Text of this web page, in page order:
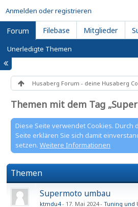
Anmelden oder registrieren
Forum Filebase Mitglieder
Unerledigte Themen
Husaberg Forum - deine Husaberg
Themen mit dem Tag
Diese Seite verwendet Cookies. Durch
Seite erklären Sie sich damit
setzen. Weitere Informationen
Themen
Supermoto umbau
ktmdu4 17. Mai 2024 Tuning und